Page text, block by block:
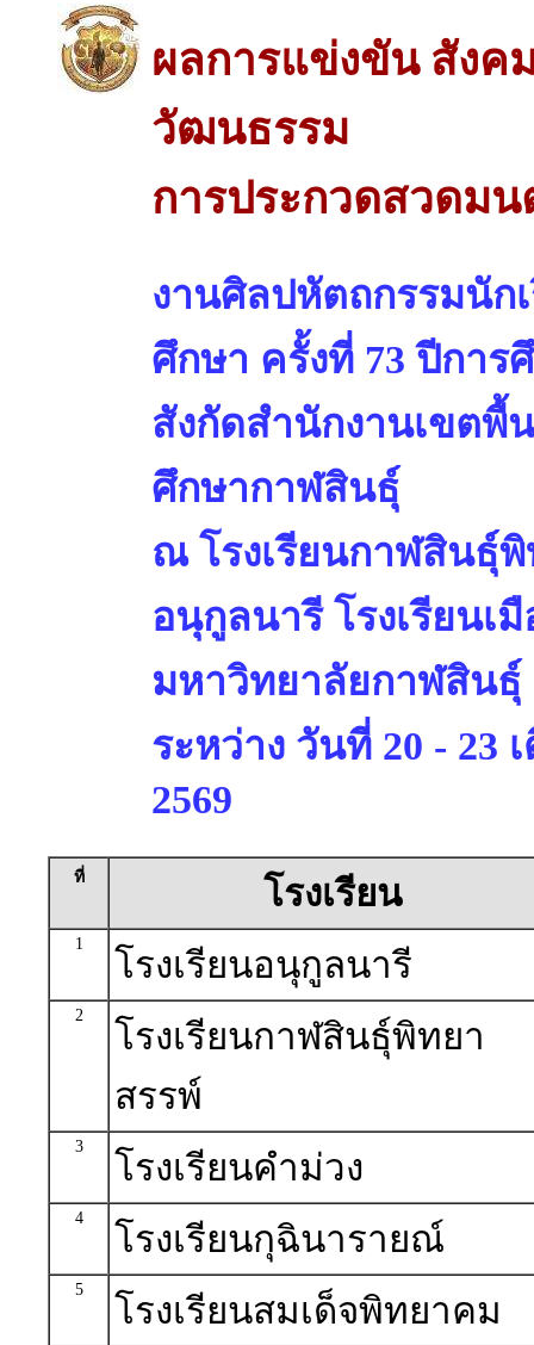
ผลการแข่งขัน สังค
วัฒนธรรม
การประกวดสวดม
งานศิลปหัตถกรรมนัก
ศึกษา ครั้งที่ 73 ปีการ
สังกัดสำนักงานเขตพื้
ศึกษากาฬสินธุ์
ณ โรงเรียนกาฬสินธุ์พิ
อนุกูลนารี โรงเรียนเ
มหาวิทยาลัยกาฬสินธุ์
ระหว่าง วันที่ 20 - 23
2569
ที่ โรงเรียน
1
โรงเรียนอนุกูลนารี
2
โรงเรียนกาฬสินธุ์พิทยา
สรรพ์
3
โรงเรียนคำม่วง
4
โรงเรียนกุฉินารายณ์
5
โรงเรียนสมเด็จพิทยาคม